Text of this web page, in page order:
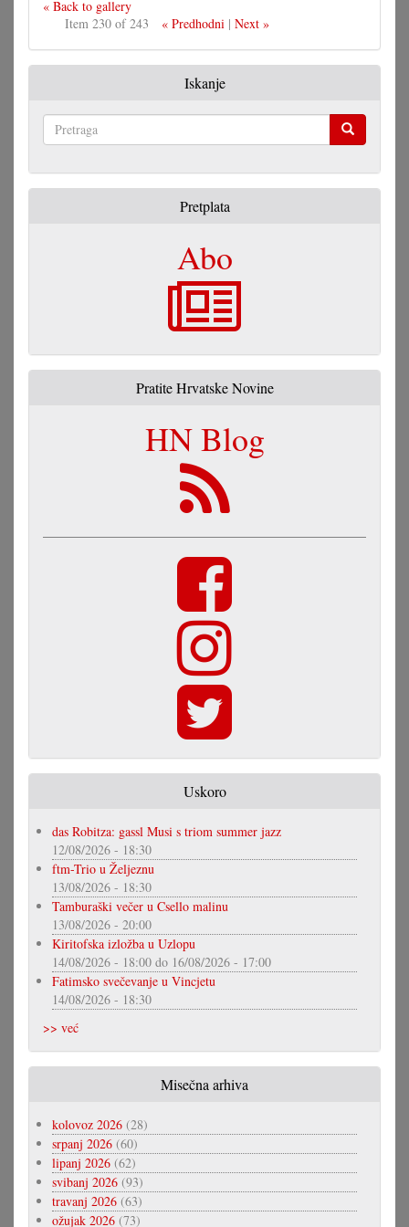
« Back to gallery
Item 230 of 243
« Predhodni| Next »
Iskanje
Pretplata
Abo
Pratite Hrvatske Novine
HN Blog
Uskoro
das Robitza: gassl Musi s triom summer jazz
12/08/2026 - 18:30
ftm-Trio u Željeznu
13/08/2026 - 18:30
Tamburaški večer u Csello malinu
13/08/2026 - 20:00
Kiritofska izložba u Uzlopu
14/08/2026 - 18:00 do 16/08/2026 - 17:00
Fatimsko svečevanje u Vincjetu
14/08/2026 - 18:30
>> već
Misečna arhiva
kolovoz 2026 (28)
srpanj 2026 (60)
lipanj 2026 (62)
svibanj 2026 (93)
travanj 2026 (63)
ožujak 2026 (73)